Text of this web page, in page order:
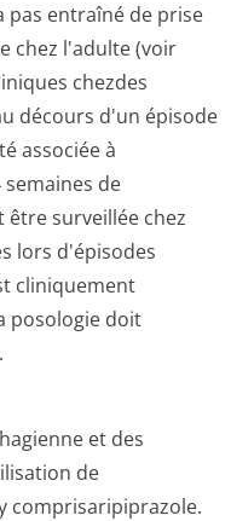
pas entraîné de prise
chez l'adulte (voir
chezdes
décours d'un épisode
associée à
de
surveillée chez
lors d'épisodes
cliniquement
posologie doit
et des
de
comprisaripipra­zole.